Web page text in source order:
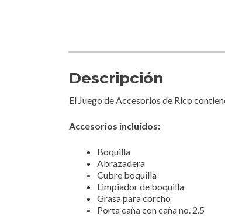
Descripción
El Juego de Accesorios de Rico
Accesorios incluídos:
Boquilla
Abrazadera
Cubre boquilla
Limpiador de boquilla
Grasa para corcho
Porta caña con caña no. 2.5